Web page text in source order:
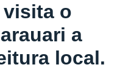
visita o
a
local.